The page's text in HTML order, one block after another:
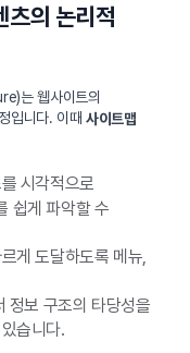
츠의 논리적
는 웹사이트의
입니다. 이때사이트맵
시각적으로
쉽게 파악할 수
게 도달하도록 메뉴,
정보 구조의 타당성을
습니다.